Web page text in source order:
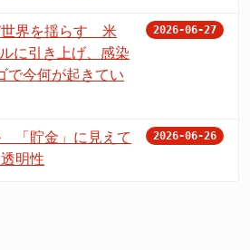
世界を揺らす 米
に引き上げ、感染
で今何が起きてい
2026-06-27
「貯金」に見えて
明性
2026-06-26